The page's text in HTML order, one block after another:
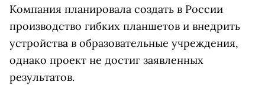
Компания планировала создать в России
производство гибких планшетов и внедрить
устройства в образовательные учреждения,
однако проект не достиг заявленных
результатов.